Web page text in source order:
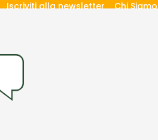
Iscriviti alla newsletter Chi Siamo